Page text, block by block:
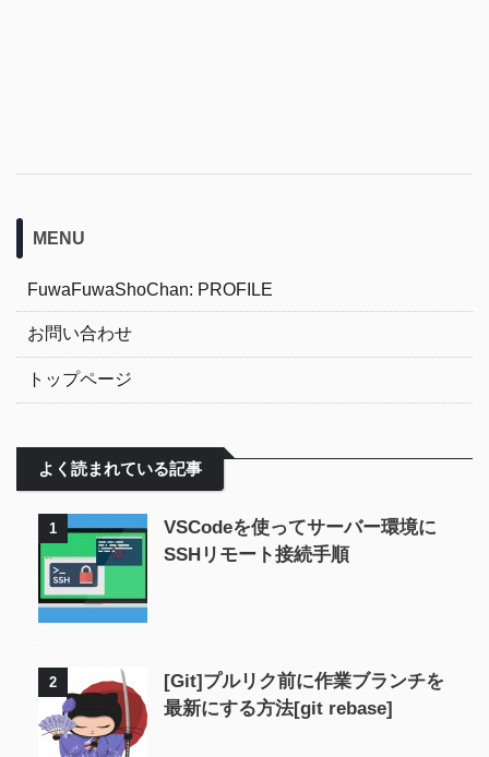
MENU
FuwaFuwaShoChan: PROFILE
お問い合わせ
トップページ
よく読まれている記事
1
VSCodeを使ってサーバー環境に
SSHリモート接続手順
2
[Git]プルリク前に作業ブランチを
最新にする方法[git rebase]